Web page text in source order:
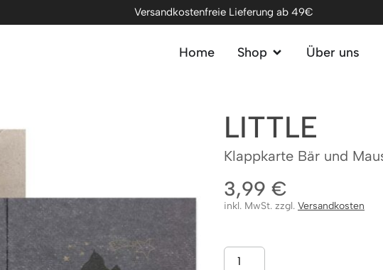
Versandkostenfreie Lieferung ab 49€
Home Shop Über uns
LITTLE
Klappkarte Bär und
3,99 €
inkl. MwSt. zzgl. Versandkosten